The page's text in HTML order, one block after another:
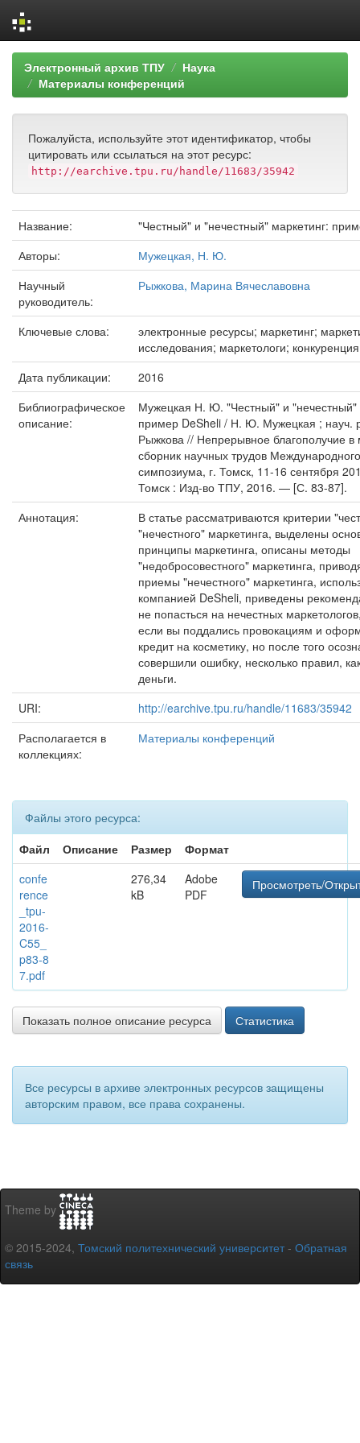
Skip
navigation
Электронный архив ТПУ
Наука
Материалы конференций
Пожалуйста, используйте этот идентификатор, чтобы
цитировать или ссылаться на этот ресурс:
http://earchive.tpu.ru/handle/11683/35942
Название:
"Честный" и "нечестный" маркетинг:
Авторы:
Мужецкая, Н. Ю.
Научный
руководитель:
Рыжкова, Марина Вячеславовна
Ключевые слова:
электронные ресурсы; маркетинг;
исследования; маркетологи;
Дата публикации:
2016
Библиографическое
описание:
Мужецкая Н. Ю. "Честный" и "нечестный"
пример DeSheli / Н. Ю. Мужецкая ; науч.
Рыжкова // Непрерывное благополучие в
сборник научных трудов
симпозиума, г. Томск, 11-16 сентября
Томск : Изд-во ТПУ, 2016. — [С. 83-87].
Аннотация:
В статье рассматриваются критерии
"нечестного" маркетинга, выделены
принципы маркетинга, описаны методы
"недобросовестного" маркетинга,
приемы "нечестного" маркетинга,
компанией DeSheli, приведены
не попасться на нечестных
если вы поддались провокациям и
кредит на косметику, но после того
совершили ошибку, несколько правил,
деньги.
URI:
http://earchive.tpu.ru/handle/11683/35942
Располагается в
коллекциях:
Материалы конференций
Файлы этого ресурса:
Файл
Описание Размер
Формат
confe
rence
_tpu-
2016-
C55_
p83-8
7.pdf
276,34
kB
Adobe
PDF
Просмотреть/
Показать полное описание ресурса Статистика
Все ресурсы в архиве электронных ресурсов защищены
авторским правом, все права сохранены.
Theme by
© 2015-2024, Томский политехнический университет - Обратная
связь